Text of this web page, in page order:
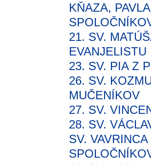
KŇAZA,
21. SV.
EVANJELISTU
23. SV. PIA Z
26. SV.
MUČENÍKOV
27. SV.
28. SV.
SV.